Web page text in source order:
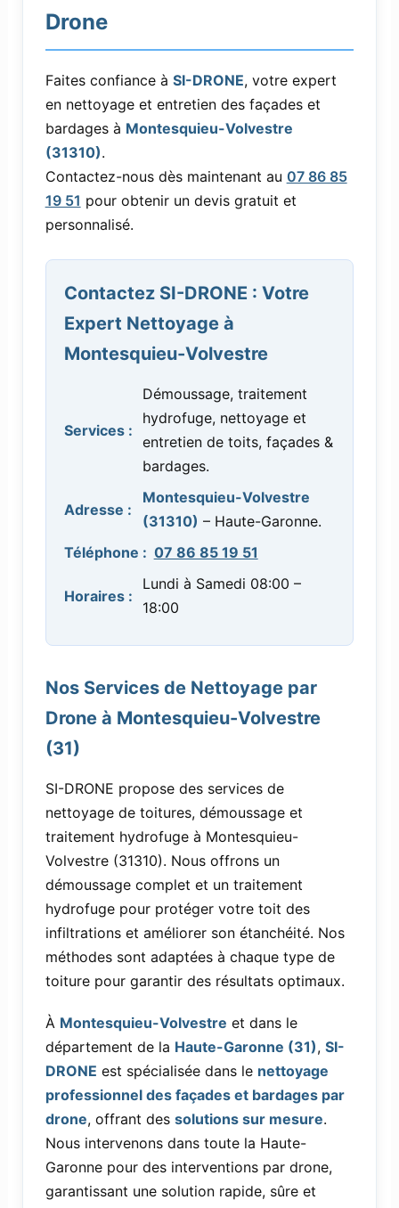
Drone
Faites confiance à SI-DRONE, votre expert
en nettoyage et entretien des façades et
bardages à Montesquieu-Volvestre
(31310).
Contactez-nous dès maintenant au 07 86 85
19 51 pour obtenir un devis gratuit et
personnalisé.
Contactez SI-DRONE : Votre
Expert Nettoyage à
Montesquieu-Volvestre
Services :
Démoussage, traitement
hydrofuge, nettoyage et
entretien de toits, façades &
bardages.
Adresse :
Montesquieu-Volvestre
(31310) – Haute-Garonne.
Téléphone : 07 86 85 19 51
Horaires :
Lundi à Samedi 08:00 –
18:00
Nos Services de Nettoyage par
Drone à Montesquieu-Volvestre
(31)
SI-DRONE propose des services de
nettoyage de toitures, démoussage et
traitement hydrofuge à Montesquieu-
Volvestre (31310). Nous offrons un
démoussage complet et un traitement
hydrofuge pour protéger votre toit des
infiltrations et améliorer son étanchéité. Nos
méthodes sont adaptées à chaque type de
toiture pour garantir des résultats optimaux.
À Montesquieu-Volvestre et dans le
département de la Haute-Garonne (31), SI-
DRONE est spécialisée dans le nettoyage
professionnel des façades et bardages par
drone, offrant des solutions sur mesure.
Nous intervenons dans toute la Haute-
Garonne pour des interventions par drone,
garantissant une solution rapide, sûre et